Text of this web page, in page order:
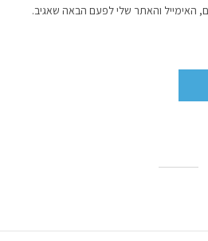
האימייל והאתר שלי לפעם הבאה שאגיב.